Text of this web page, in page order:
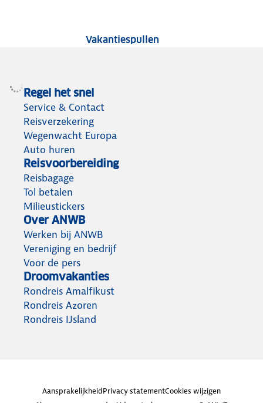
VakantiespullenTests van
Regel het snel
Service & Contact
Reisverzekering
Wegenwacht Europa
Auto huren
Reisvoorbereiding
Reisbagage
Tol betalen
Milieustickers
Over ANWB
Werken bij ANWB
Vereniging en bedrijf
Voor de pers
Droomvakanties
Rondreis Amalfikust
Rondreis Azoren
Rondreis IJsland
AansprakelijkheidPrivacy statementCookies wijzigen